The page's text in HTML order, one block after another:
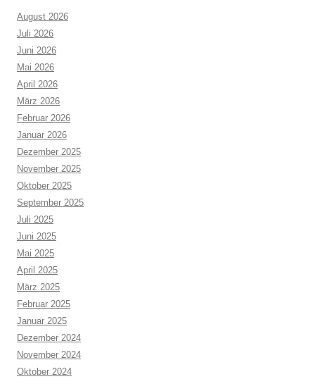
August 2026
Juli 2026
Juni 2026
Mai 2026
April 2026
März 2026
Februar 2026
Januar 2026
Dezember 2025
November 2025
Oktober 2025
September 2025
Juli 2025
Juni 2025
Mai 2025
April 2025
März 2025
Februar 2025
Januar 2025
Dezember 2024
November 2024
Oktober 2024